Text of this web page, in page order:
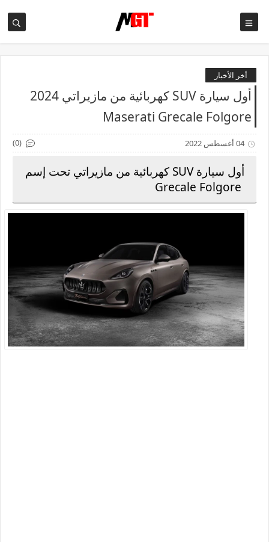
أخر الأخبار
أول سيارة SUV كهربائية من مازيراتي 2024
Maserati Grecale Folgore
04 أغسطس 2022 (0)
أول سيارة SUV كهربائية من مازيراتي تحت إسم